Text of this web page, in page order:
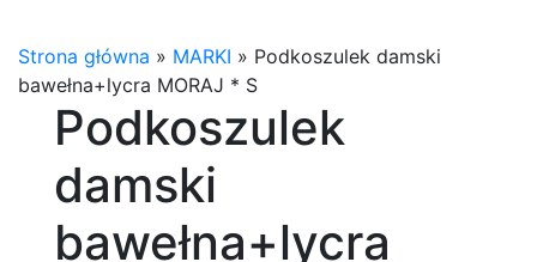
Strona główna » MARKI » Podkoszulek damski
bawełna+lycra MORAJ * S
Podkoszulek
damski
bawełna+lycra